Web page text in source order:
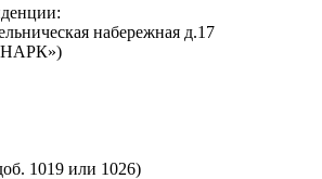
набережная д.17
1019 или 1026)